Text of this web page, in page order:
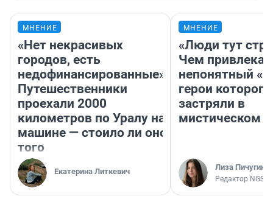
МНЕНИЕ
«Нет некрасивых
городов, есть
недофинансированные».
Путешественники
проехали 2000
километров по Уралу на
машине — стоило ли оно
того
Екатерина Литкевич
МНЕНИЕ
«Люди тут
Чем
непонятный
герои которого
застряли в
мистическом
Лиза Пичугина
Редактор